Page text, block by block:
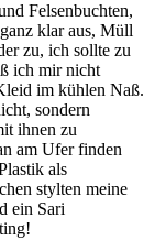
Felsenbuchten,
klar aus, Müll
zu, ich sollte zu
ich mir nicht
im kühlen Naß.
sondern
ihnen zu
am Ufer finden
als
stylten meine
ein Sari